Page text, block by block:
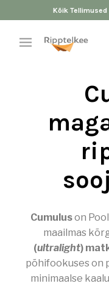
Kõik
Cumuluson
maailmas
(ultralight)
põhifookuses on
minimaalse